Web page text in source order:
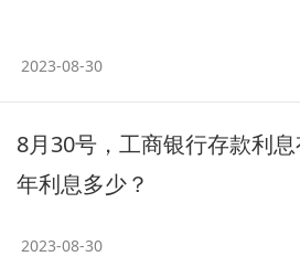
2023-08-30
8月30号，工商银行存款利
年利息多少？
2023-08-30